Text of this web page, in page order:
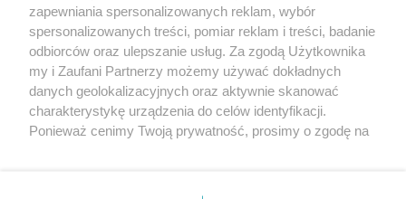
O FIRMIE POLITYKA PRYWATNOŚCI HOSTING
REKLAMA WSPÓŁPRACA RSS FACEBOOK KONTAKT
Nasze serwisy
Aktualności
Tcz24
Muzyka i kultura
Archiwum wydarzeń
zapewniania spersonalizowanych reklam, wybór
spersonalizowanych treści, pomiar reklam i treści, badanie
odbiorców oraz ulepszanie usług. Za zgodą Użytkownika
my i Zaufani Partnerzy możemy używać dokładnych
danych geolokalizacyjnych oraz aktywnie skanować
charakterystykę urządzenia do celów identyfikacji.
Ponieważ cenimy Twoją prywatność, prosimy o zgodę na